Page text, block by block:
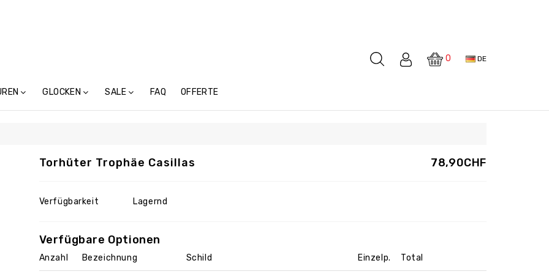
0 DE
GLOCKEN SALE FAQ OFFERTE
78,90CHF
Torhüter Trophäe Casillas
Verfügbarkeit Lagernd
Verfügbare Optionen
Anzahl Bezeichnung Schild Einzelp. Total